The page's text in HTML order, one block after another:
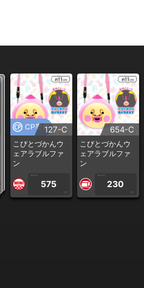
CP専用127-C
こびとづかんウ
ェアラブルファ
ン
1PLAY
575
CP
654-C
こびとづかんウ
ェアラブルファ
ン
1PLAY
230
CP